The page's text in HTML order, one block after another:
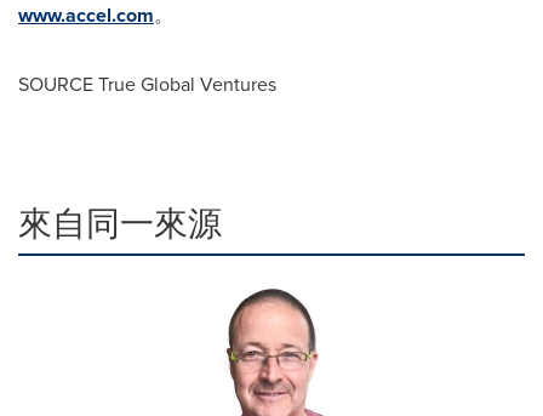
www.accel.com。
SOURCE True Global Ventures
來自同一來源